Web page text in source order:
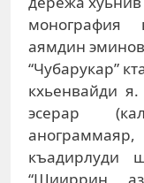
монография
аямдин
“Чубарукар”
кхьенвайди
эсерар
къадирлуди